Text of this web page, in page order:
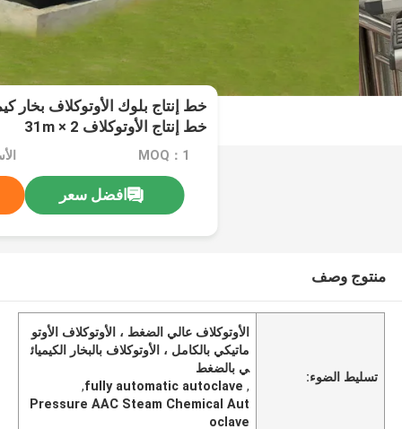
خط إنتاج الأوتوكلاف 2 × 31m
MOQ：1
افضل سعر
منتوج وصف
تسليط الضوء:
الأوتوكلاف عالي الضغط ، الأوتوكلاف الأوتو
ماتيكي بالكامل ، الأوتوكلاف بالبخار الكيميائ
ي بالضغط
,
fully automatic autoclave
,
Pressure AAC Steam Chemical Aut
oclave